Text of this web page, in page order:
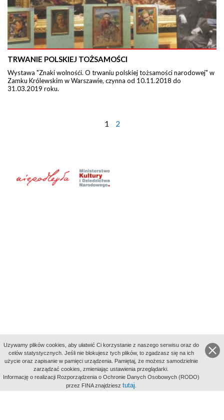
TRWANIE POLSKIEJ TOŻSAMOŚCI
Wystawa "Znaki wolnośći. O trwaniu polskiej tożsamości narodowej" w
Zamku Królewskim w Warszawie, czynna od 10.11.2018 do
31.03.2019 roku.
1 2
aktywności
Uzywamy plików cookies, aby ułatwić Ci korzystanie z naszego serwisu oraz do
celów statystycznych. Jeśli nie blokujesz tych plików, to zgadzasz się na ich
użycie oraz zapisanie w pamięci urządzenia. Pamiętaj, że możesz samodzielnie
zarządzać cookies, zmieniając ustawienia przeglądarki.
Informację o realizacji Rozporządzenia o Ochronie Danych Osobowych (RODO)
przez FINA znajdziesz tutaj